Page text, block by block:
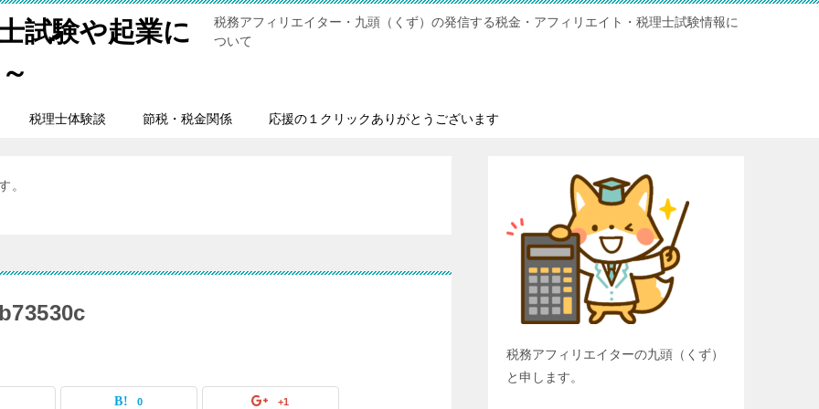
試験や起業に
税務アフィリエイター・九頭（くず）の発信する税金・アフィリエイト・税理士試験情報に
ついて
税理士体験談 節税・税金関係 応援の１クリックありがとうございます
。
0 +1
税務アフィリエイターの九頭（くず）
と申します。